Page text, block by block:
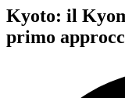
Kyoto: il
primo